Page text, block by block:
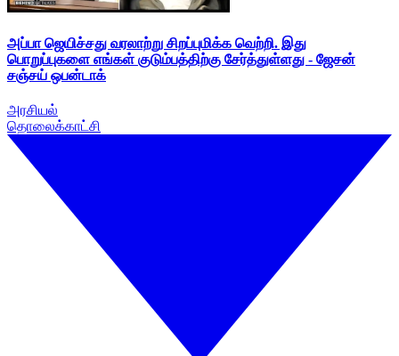
அப்பா ஜெயிச்சது வரலாற்று சிறப்புமிக்க வெற்றி. இது
பொறுப்புகளை எங்கள் குடும்பத்திற்கு சேர்த்துள்ளது - ஜேசன்
சஞ்சய் ஒபன்டாக்
அரசியல்
தொலைக்காட்சி